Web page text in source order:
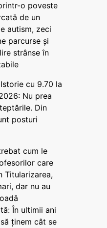
o poveste
de un
autism, zeci
parcurse și
strânse în
cu 9.70 la
Nu prea
Din
posturi
cum le
care
Titularizarea,
dar nu au
În ultimii ani
ținem cât se